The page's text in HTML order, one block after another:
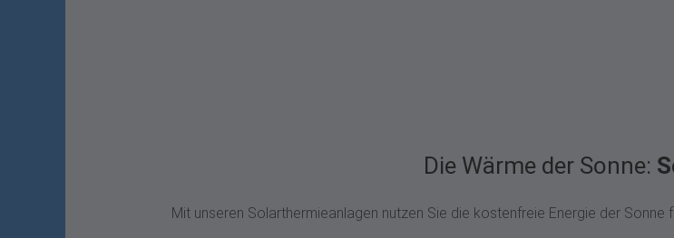
Die Wärme der Sonne:
Mit unseren Solarthermieanlagen nutzen Sie die kostenfreie Energie der Sonne